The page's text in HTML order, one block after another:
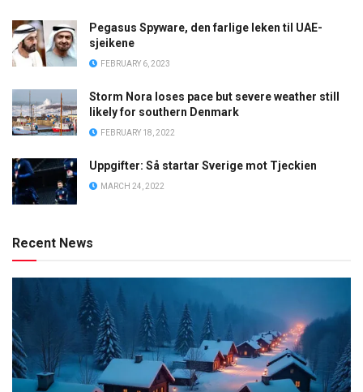
Pegasus Spyware, den farlige leken til UAE-
sjeikene
FEBRUARY 6, 2023
Storm Nora loses pace but severe weather still
likely for southern Denmark
FEBRUARY 18, 2022
Uppgifter: Så startar Sverige mot Tjeckien
MARCH 24, 2022
Recent News